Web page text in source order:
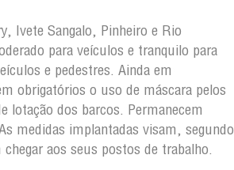
Ivete Sangalo, Pinheiro e Rio
para veículos e tranquilo para
e pedestres. Ainda em
obrigatórios o uso de máscara pelos
lotação dos barcos. Permanecem
medidas implantadas visam, segundo
aos seus postos de trabalho.